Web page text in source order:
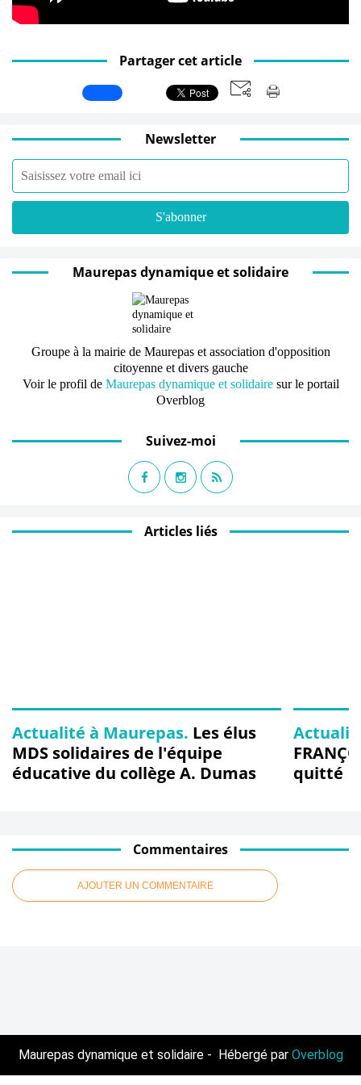
Partager cet article
Newsletter
Maurepas dynamique et solidaire
Groupe à la mairie de Maurepas et association d'opposition
citoyenne et divers gauche
Voir le profil de Maurepas dynamique et solidairesur le portail
Overblog
Suivez-moi
Articles liés
Actualité à Maurepas. Les élus
MDS solidaires de l'équipe
éducative du collège A. Dumas
quitté
Commentaires
AJOUTER UN COMMENTAIRE
Maurepas dynamique et solidaire - Hébergé par Overblog